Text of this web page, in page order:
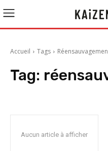
Accueil Tags
Tag:
Aucun article à afficher